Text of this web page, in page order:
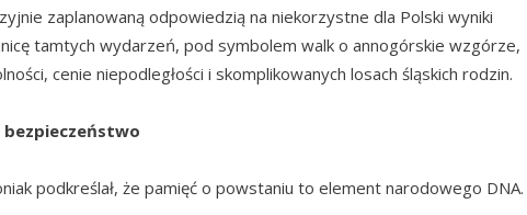
zaplanowaną odpowiedzią na niekorzystne dla Polski wyniki
tamtych wydarzeń, pod symbolem walk o annogórskie wzgórze,
cenie niepodległości i skomplikowanych losach śląskich rodzin.
bezpieczeństwo
podkreślał, że pamięć o powstaniu to element narodowego DNA.